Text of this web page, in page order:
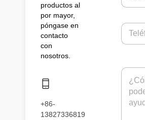
productos al
por mayor,
póngase en
contacto
con
nosotros.
+86-
13827336819
m
r
r
e
e
T
l
M